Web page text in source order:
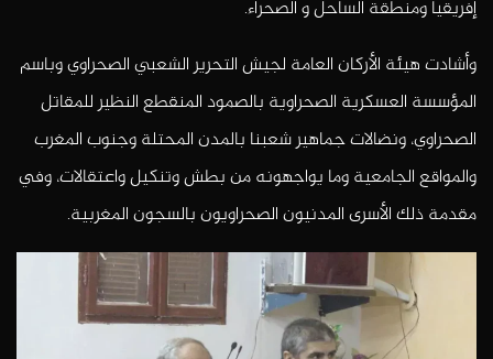
إفريقيا ومنطقة الساحل و الصحراء.
وأشادت هيئة الأركان العامة لجيش التحرير الشعبي الصحراوي وباسم
المؤسسة العسكرية الصحراوية بالصمود المنقطع النظير للمقاتل
الصحراوي، ونضالات جماهير شعبنا بالمدن المحتلة وجنوب المغرب
والمواقع الجامعية وما يواجهونه من بطش وتنكيل واعتقالات، وفي
مقدمة ذلك الأسرى المدنيون الصحراويون بالسجون المغربية.